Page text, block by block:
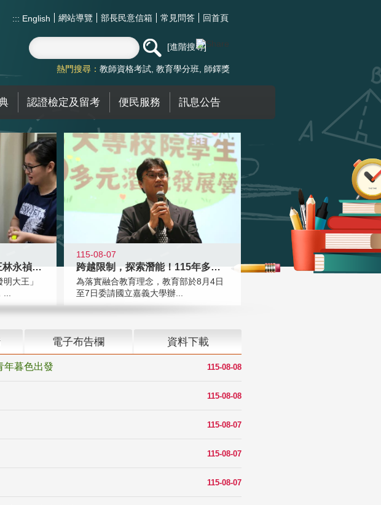
::: English 網站導覽 部長民意信箱 常見問答 回首頁
進階搜尋
熱門搜尋： 教師資格考試 教育學分班 師鐸獎
認證檢定及留考 便民服務 訊息公告
教育家人物典範 發明大王林永禎教授
大王」
115-08-07
跨越限制，探索潛能！115年多元潛
為落實融合教育理念，教育部於8月4日
至7日委請國立嘉義大學辦...
電子布告欄 資料下載
115-08-08
年暮色出發
115-08-08
115-08-07
115-08-07
115-08-07